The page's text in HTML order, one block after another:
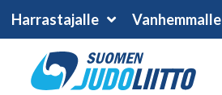
Harrastajalle Vanhemmalle